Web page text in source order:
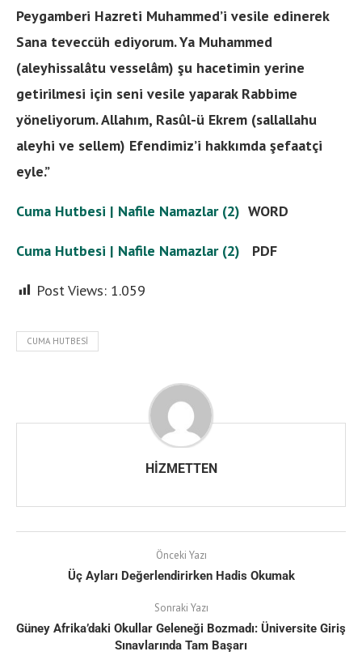
Peygamberi Hazreti Muhammed’i vesile edinerek
Sana teveccüh ediyorum. Ya Muhammed
(aleyhissalâtu vesselâm) şu hacetimin yerine
getirilmesi için seni vesile yaparak Rabbime
yöneliyorum. Allahım, Rasûl-ü Ekrem (sallallahu
aleyhi ve sellem) Efendimiz’i hakkımda şefaatçi
eyle.”
Cuma Hutbesi | Nafile Namazlar (2) WORD
Cuma Hutbesi | Nafile Namazlar (2) PDF
Post Views: 1.059
CUMA HUTBESI
HIZMETTEN
Önceki Yazı
Üç Ayları Değerlendirirken Hadis Okumak
Sonraki Yazı
Güney Afrika’daki Okullar Geleneği Bozmadı: Üniversite Giriş
Sınavlarında Tam Başarı